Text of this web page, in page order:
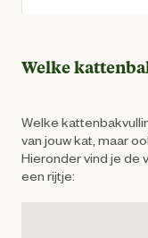
Welke
Welke
van jouw kat, maar
Hieronder vind je de
een rijtje: